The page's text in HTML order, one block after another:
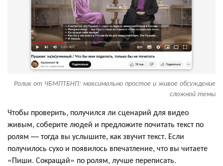
Ролик от ЧБМПТБНП: максимально простое и живое обсуждение
сложной темы
Чтобы проверить, получился ли сценарий для видео
живым, соберите людей и предложите почитать текст по
ролям — тогда вы услышите, как звучит текст. Если
получилось сухо и появилось впечатление, что вы читаете
«Пиши. Сокращай» по ролям, лучше переписать.